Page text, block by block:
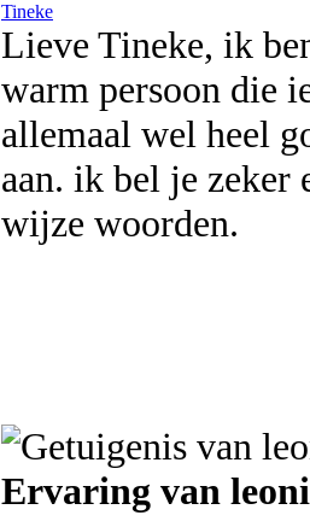
Tineke
Lieve Tineke, ik
warm persoon die
allemaal wel heel
aan. ik bel je zeker
wijze woorden.
Ervaring van